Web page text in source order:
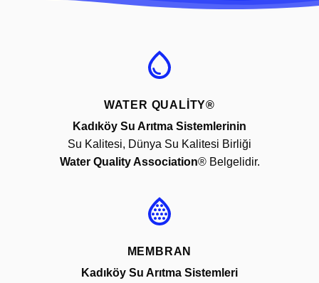
WATER QUALITY®
Kadıköy Su Arıtma Sistemlerinin
Su Kalitesi, Dünya Su Kalitesi Birliği
Water Quality Association® Belgelidir.
MEMBRAN
Kadıköy Su Arıtma Sistemleri